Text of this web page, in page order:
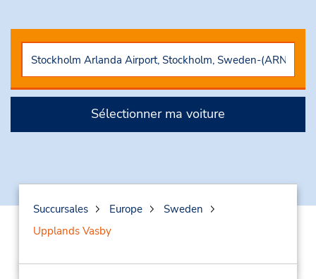
Sélectionner ma voiture
Succursales Europe
Sweden
Upplands Vasby